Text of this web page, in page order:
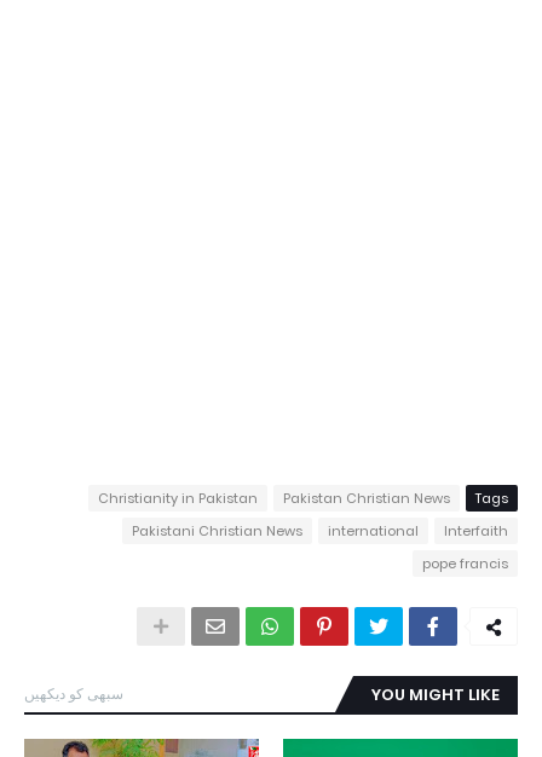
Tags
Pakistan Christian News
Christianity in Pakistan
Interfaith
international
Pakistani Christian News
pope francis
YOU MIGHT LIKE سبھی کو دیکھیں